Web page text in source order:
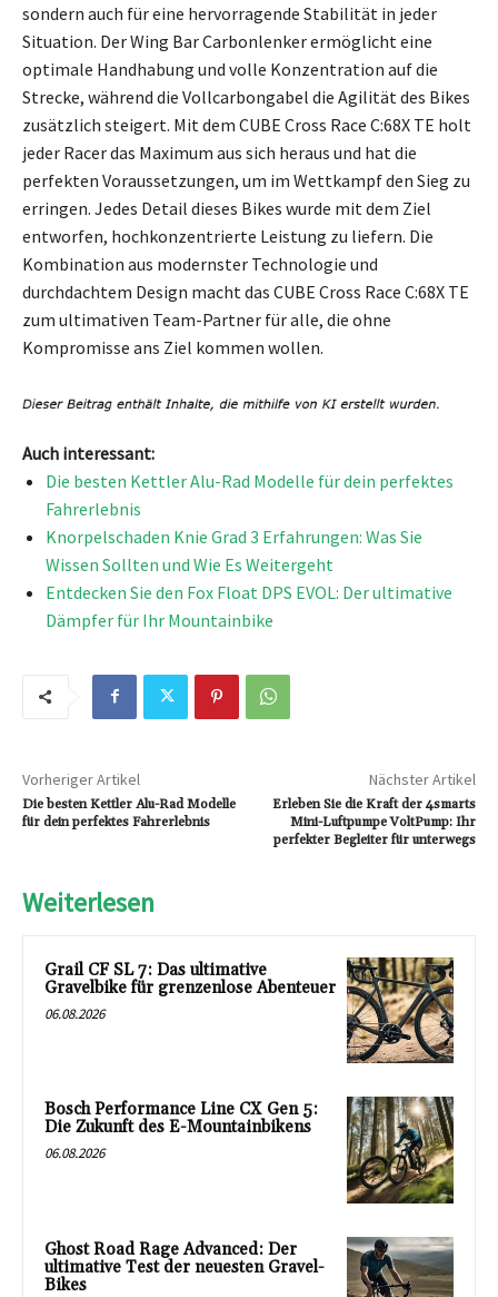
sondern auch für eine hervorragende Stabilität in jeder
Situation. Der Wing Bar Carbonlenker ermöglicht eine
optimale Handhabung und volle Konzentration auf die
Strecke, während die Vollcarbongabel die Agilität des Bikes
zusätzlich steigert. Mit dem CUBE Cross Race C:68X TE holt
jeder Racer das Maximum aus sich heraus und hat die
perfekten Voraussetzungen, um im Wettkampf den Sieg zu
erringen. Jedes Detail dieses Bikes wurde mit dem Ziel
entworfen, hochkonzentrierte Leistung zu liefern. Die
Kombination aus modernster Technologie und
durchdachtem Design macht das CUBE Cross Race C:68X TE
zum ultimativen Team-Partner für alle, die ohne
Kompromisse ans Ziel kommen wollen.
Auch interessant:
Die besten Kettler Alu-Rad Modelle für dein perfektes
Fahrerlebnis
Knorpelschaden Knie Grad 3 Erfahrungen: Was Sie
Wissen Sollten und Wie Es Weitergeht
Entdecken Sie den Fox Float DPS EVOL: Der ultimative
Dämpfer für Ihr Mountainbike
Vorheriger Artikel
Die besten Kettler Alu-Rad Modelle
für dein perfektes Fahrerlebnis
Nächster Artikel
Erleben Sie die Kraft der 4smarts
Mini-Luftpumpe VoltPump: Ihr
perfekter Begleiter für unterwegs
Weiterlesen
Grail CF SL 7: Das ultimative
Gravelbike für grenzenlose Abenteuer
06.08.2026
Bosch Performance Line CX Gen 5:
Die Zukunft des E-Mountainbikens
06.08.2026
Ghost Road Rage Advanced: Der
ultimative Test der neuesten Gravel-
Bikes